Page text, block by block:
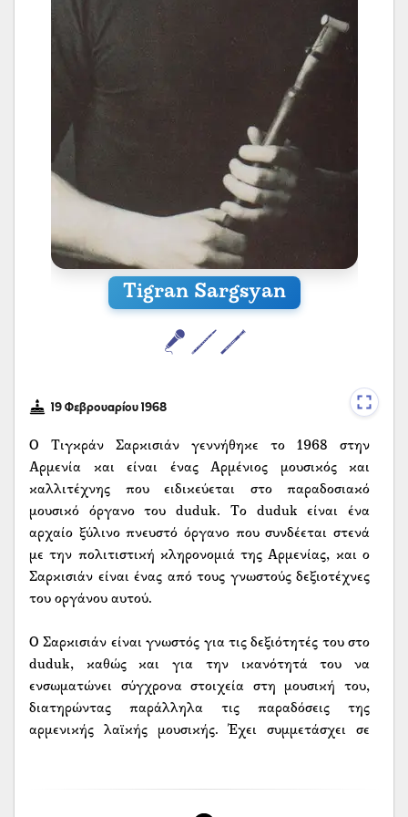
Tigran Sargsyan
19 Φεβρουαρίου 1968
Ο Τιγκράν Σαρκισιάν γεννήθηκε το 1968 στην
Αρμενία και είναι ένας Αρμένιος μουσικός και
καλλιτέχνης που ειδικεύεται στο παραδοσιακό
μουσικό όργανο του duduk. Το duduk είναι ένα
αρχαίο ξύλινο πνευστό όργανο που συνδέεται στενά
με την πολιτιστική κληρονομιά της Αρμενίας, και ο
Σαρκισιάν είναι ένας από τους γνωστούς δεξιοτέχνες
του οργάνου αυτού.
Ο Σαρκισιάν είναι γνωστός για τις δεξιότητές του στο
duduk, καθώς και για την ικανότητά του να
ενσωματώνει σύγχρονα στοιχεία στη μουσική του,
διατηρώντας παράλληλα τις παραδόσεις της
αρμενικής λαϊκής μουσικής. Έχει συμμετάσχει σε